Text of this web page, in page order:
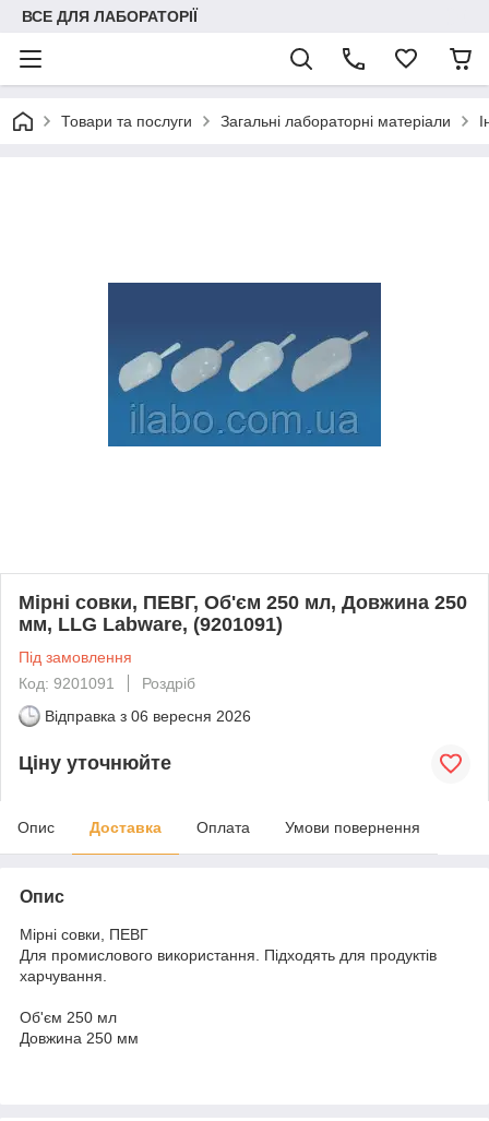
ВСЕ ДЛЯ ЛАБОРАТОРІЇ
Товари та послуги Загальні лабораторні матеріали
Мірні совки, ПЕВГ, Об'єм 250 мл, Довжина 250
мм, LLG Labware, (9201091)
Під замовлення
Код: 9201091
Роздріб
Відправка з 06 вересня 2026
Ціну уточнюйте
Опис Доставка Оплата Умови повернення
Опис
Мірні совки, ПЕВГ
Для промислового використання. Підходять для продуктів
харчування.
Об'єм 250 мл
Довжина 250 мм